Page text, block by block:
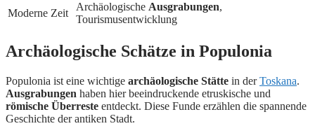
Moderne Zeit
Archäologische Ausgrabungen,
Tourismusentwicklung
Archäologische Schätze in Populonia
Populonia ist eine wichtige archäologische Stätte in derToskana.
Ausgrabungen haben hier beeindruckende etruskische und
römische Überreste entdeckt. Diese Funde erzählen die spannende
Geschichte der antiken Stadt.